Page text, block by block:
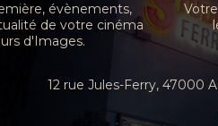
évènements,
de votre cinéma
d'Images.
12 rue Jules-Ferry, 47000